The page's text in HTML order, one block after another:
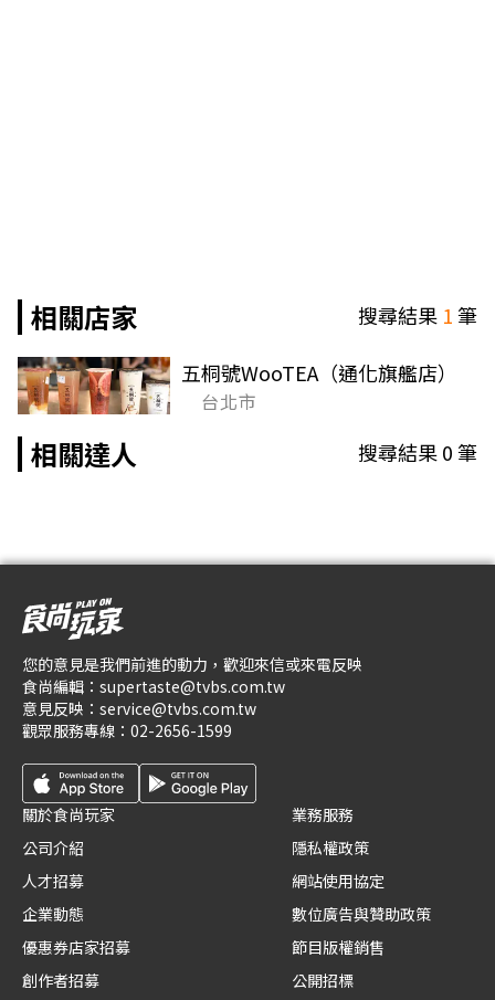
相關店家 搜尋結果 1筆
五桐號WooTEA（通化旗艦店）
台北市
相關達人 搜尋結果0筆
您的意見是我們前進的動力，歡迎來信或來電反映
食尚編輯： supertaste@tvbs.com.tw
意見反映： service@tvbs.com.tw
觀眾服務專線： 02-2656-1599
關於食尚玩家
公司介紹
人才招募
企業動態
優惠券店家招募
創作者招募
業務服務
隱私權政策
網站使用協定
數位廣告與贊助政策
節目版權銷售
公開招標